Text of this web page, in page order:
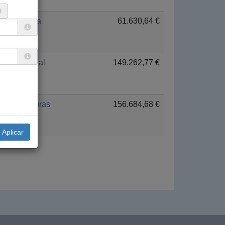
Guinea 61.630,64 €
Senegal 149.262,77 €
Honduras 156.684,68 €